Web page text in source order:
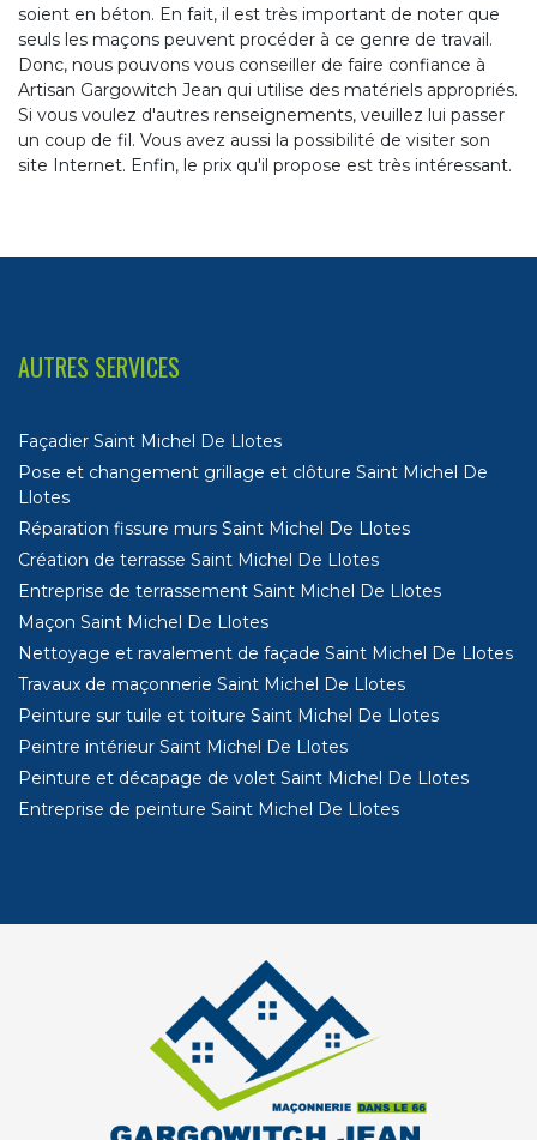
soient en béton. En fait, il est très important de noter que
seuls les maçons peuvent procéder à ce genre de travail.
Donc, nous pouvons vous conseiller de faire confiance à
Artisan Gargowitch Jean qui utilise des matériels appropriés.
Si vous voulez d'autres renseignements, veuillez lui passer
un coup de fil. Vous avez aussi la possibilité de visiter son
site Internet. Enfin, le prix qu'il propose est très intéressant.
AUTRES SERVICES
Façadier Saint Michel De Llotes
Pose et changement grillage et clôture Saint Michel De
Llotes
Réparation fissure murs Saint Michel De Llotes
Création de terrasse Saint Michel De Llotes
Entreprise de terrassement Saint Michel De Llotes
Maçon Saint Michel De Llotes
Nettoyage et ravalement de façade Saint Michel De Llotes
Travaux de maçonnerie Saint Michel De Llotes
Peinture sur tuile et toiture Saint Michel De Llotes
Peintre intérieur Saint Michel De Llotes
Peinture et décapage de volet Saint Michel De Llotes
Entreprise de peinture Saint Michel De Llotes